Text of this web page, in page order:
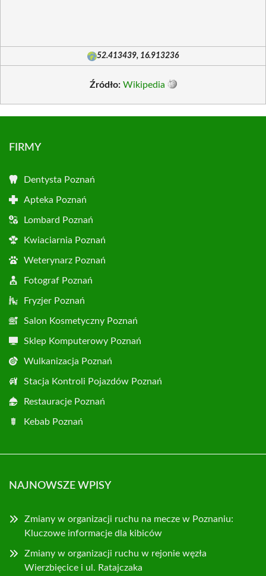
52.413439, 16.913236
Źródło: Wikipedia
FIRMY
Dentysta Poznań
Apteka Poznań
Lombard Poznań
Kwiaciarnia Poznań
Weterynarz Poznań
Fotograf Poznań
Fryzjer Poznań
Salon Kosmetyczny Poznań
Sklep Komputerowy Poznań
Wulkanizacja Poznań
Stacja Kontroli Pojazdów Poznań
Restauracje Poznań
Kebab Poznań
NAJNOWSZE WPISY
Zmiany w organizacji ruchu na mecze w Poznaniu:
Kluczowe informacje dla kibiców
Zmiany w organizacji ruchu w rejonie węzła
Wierzbięcice i ul. Ratajczaka